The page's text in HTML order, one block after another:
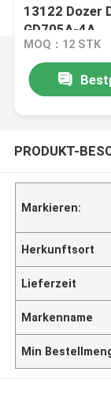
13122 Dozer
GD705A-4A
MOQ：12 STK
PRODUKT-
Markieren:
Herkunftsort
Lieferzeit
Markenname
Min